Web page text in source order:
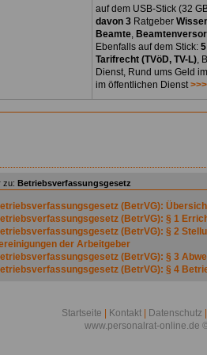
auf dem USB-Stick (32
davon 3 Ratgeber
Beamte,
Ebenfalls auf dem Stick:
Tarifrecht (TVöD, TV-L),
Dienst, Rund ums Geld
im öffentlichen Dienst
zu: Betriebsverfassungsgesetz
(BetrVG):
(BetrVG): § 1
(BetrVG): § 2
der Arbeitgeber
(BetrVG): § 3
(BetrVG): § 4
(BetrVG): § 7
(BetrVG): § 8
(BetrVG): § 9 Zahl
Startseite Kontakt Datenschutz
www.personalrat-online.de